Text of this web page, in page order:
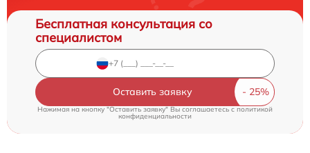
Бесплатная консультация со
специалистом
Оставить заявку
Нажимая на кнопку "Оставить заявку" Вы соглашаетесь cполитикой
конфиденциальности